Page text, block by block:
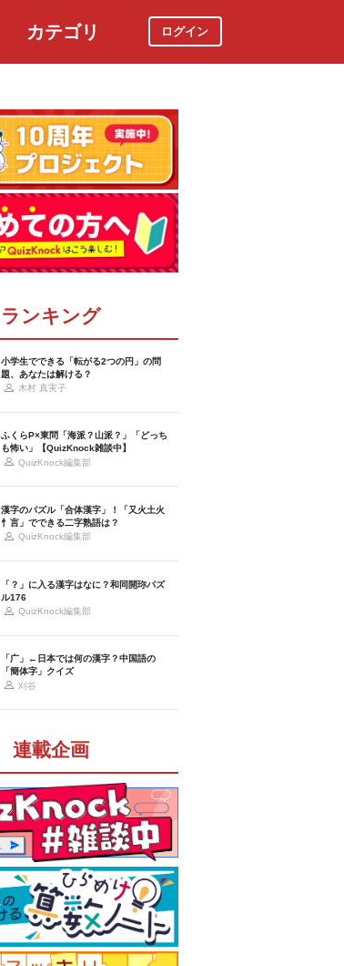
カテゴリ ログイン
ランキング
小学生でできる「転がる2つの円」の問
題、あなたは解ける？
木村 真実子
ふくらP×東問「海派？山派？」「どっち
も怖い」【QuizKnock雑談中】
QuizKnock編集部
漢字のパズル「合体漢字」！「又火土火
忄言」でできる二字熟語は？
QuizKnock編集部
「？」に入る漢字はなに？和同開珎パズ
ル176
QuizKnock編集部
「广」←日本では何の漢字？中国語の
「簡体字」クイズ
刈谷
連載企画